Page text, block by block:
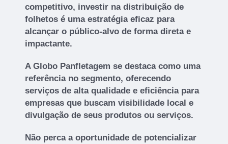
competitivo, investir na distribuição de
folhetos é uma estratégia eficaz para
alcançar o público-alvo de forma direta e
impactante.
A Globo Panfletagem se destaca como uma
referência no segmento, oferecendo
serviços de alta qualidade e eficiência para
empresas que buscam visibilidade local e
divulgação de seus produtos ou serviços.
Não perca a oportunidade de potencializar